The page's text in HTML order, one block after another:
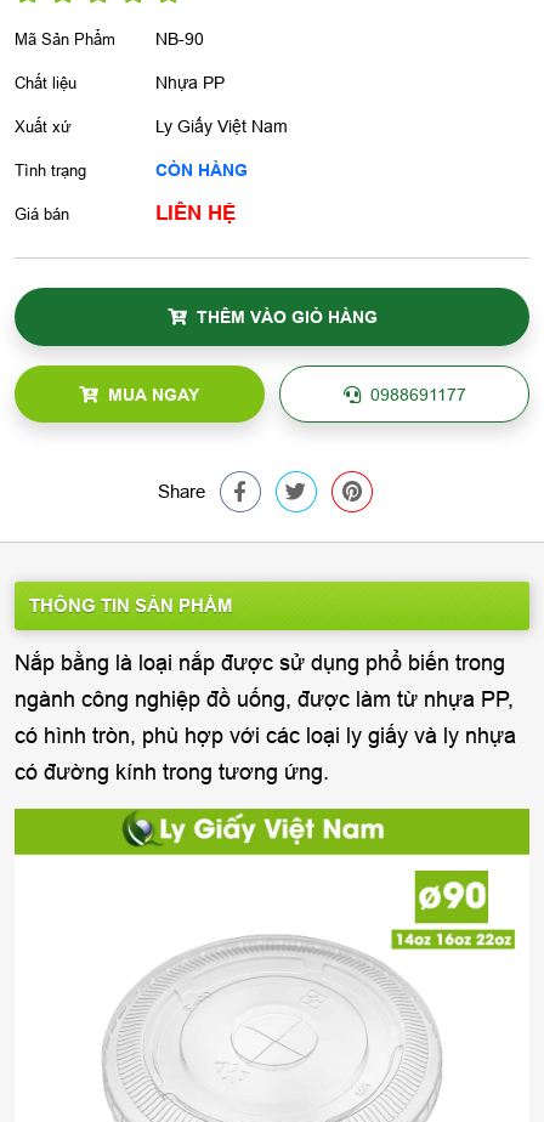
Mã Sản Phẩm NB-90
Chất liệu Nhựa PP
Xuất xứ Ly Giấy Việt Nam
Tình trạng CÒN HÀNG
Giá bán LIÊN HỆ
THÊM VÀO GIỎ HÀNG
MUA NGAY 0988691177
Share
THÔNG TIN SẢN PHẨM
Nắp bằng là loại nắp được sử dụng phổ biến trong
ngành công nghiệp đồ uống, được làm từ nhựa PP,
có hình tròn, phù hợp với các loại ly giấy và ly nhựa
có đường kính trong tương ứng.